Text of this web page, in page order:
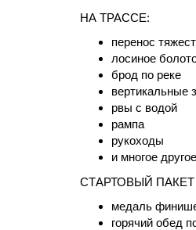
НА ТРАССЕ:
перенос
лосиное
брод по реке
вертикальные
рвы с водой
рампа
рукоходы
и многое
СТАРТОВЫЙ
медаль
горячий обед